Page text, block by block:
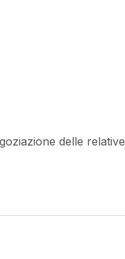
delle relative